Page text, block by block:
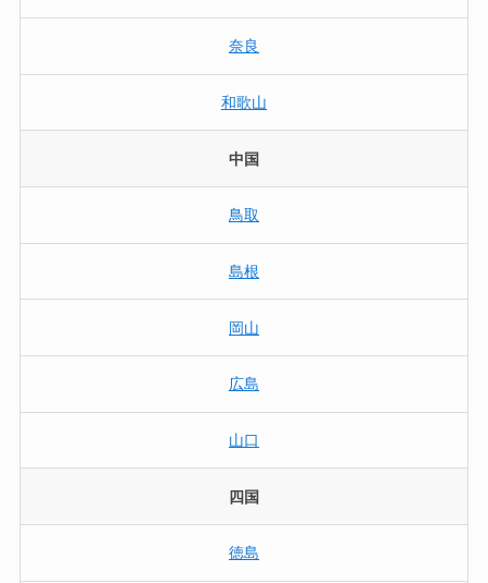
奈良
和歌山
中国
鳥取
島根
岡山
広島
山口
四国
徳島